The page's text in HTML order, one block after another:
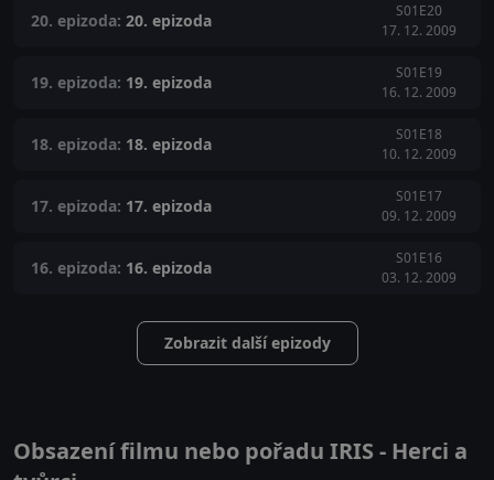
20. epizoda: 20. epizoda
S01E20
17. 12. 2009
19. epizoda: 19. epizoda
S01E19
16. 12. 2009
18. epizoda: 18. epizoda
S01E18
10. 12. 2009
17. epizoda: 17. epizoda
S01E17
09. 12. 2009
16. epizoda: 16. epizoda
S01E16
03. 12. 2009
Zobrazit další epizody
Obsazení filmu nebo pořadu IRIS - Herci a